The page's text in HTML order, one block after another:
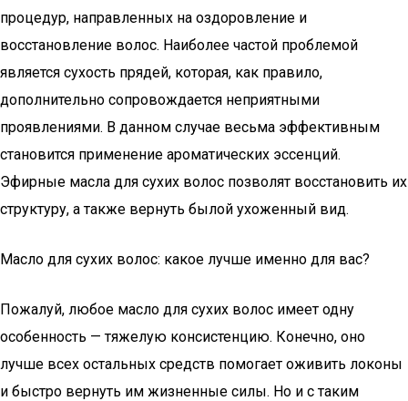
процедур, направленных на оздоровление и
восстановление волос. Наиболее частой проблемой
является сухость прядей, которая, как правило,
дополнительно сопровождается неприятными
проявлениями. В данном случае весьма эффективным
становится применение ароматических эссенций.
Эфирные масла для сухих волос позволят восстановить их
структуру, а также вернуть былой ухоженный вид.
Масло для сухих волос: какое лучше именно для вас?
Пожалуй, любое масло для сухих волос имеет одну
особенность — тяжелую консистенцию. Конечно, оно
лучше всех остальных средств помогает оживить локоны
и быстро вернуть им жизненные силы. Но и с таким